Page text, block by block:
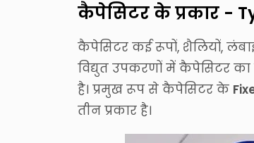
कैपेसिटर के प्रकार -
कैपेसिटर कई रूपों, शैलियों,
विद्युत उपकरणों में कैपेसिटर
है। प्रमुख रूप से कैपेसिटर के
तीन प्रकार है।